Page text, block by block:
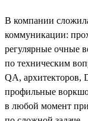
В компании
коммуникации:
регулярные очные
по техническим
QA, архитекторов,
профильные
в любой момент